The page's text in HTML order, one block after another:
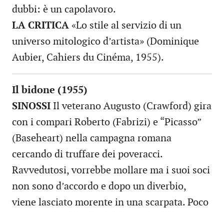
dubbi: è un capolavoro.
LA CRITICA «Lo stile al servizio di un
universo mitologico d’artista» (Dominique
Aubier, Cahiers du Cinéma, 1955).
Il bidone (1955)
SINOSSI Il veterano Augusto (Crawford) gira
con i compari Roberto (Fabrizi) e “Picasso”
(Baseheart) nella campagna romana
cercando di truffare dei poveracci.
Ravvedutosi, vorrebbe mollare ma i suoi soci
non sono d’accordo e dopo un diverbio,
viene lasciato morente in una scarpata. Poco